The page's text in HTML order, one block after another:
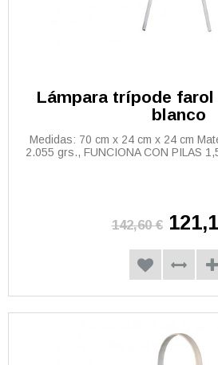
Lámpara trípode farol
blanco
Medidas: 70 cm x 24 cm x 24 cm
2.055 grs., FUNCIONA CON PILAS
142,60 €